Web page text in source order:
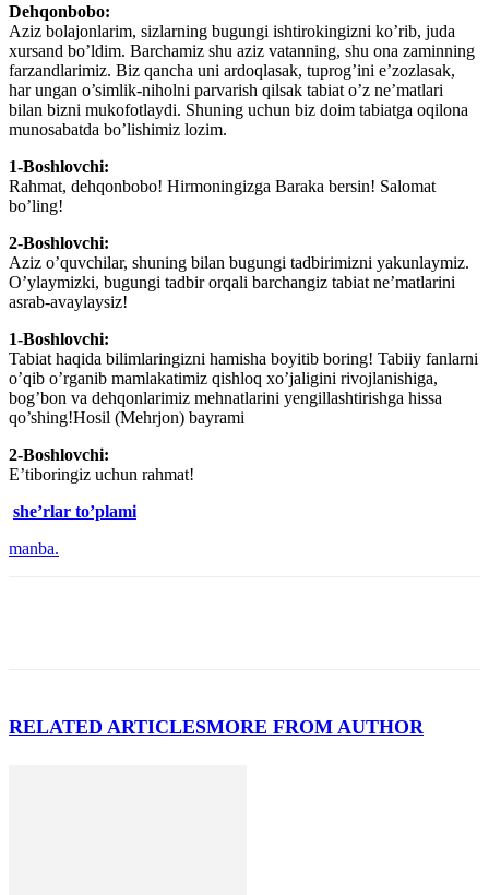
Dehqonbobo:
Aziz bolajonlarim, sizlarning bugungi ishtirokingizni ko’rib, juda
xursand bo’ldim. Barchamiz shu aziz vatanning, shu ona zaminning
farzandlarimiz. Biz qancha uni ardoqlasak, tuprog’ini e’zozlasak,
har ungan o’simlik-niholni parvarish qilsak tabiat o’z ne’matlari
bilan bizni mukofotlaydi. Shuning uchun biz doim tabiatga oqilona
munosabatda bo’lishimiz lozim.
1-Boshlovchi:
Rahmat, dehqonbobo! Hirmoningizga Baraka bersin! Salomat
bo’ling!
2-Boshlovchi:
Aziz o’quvchilar, shuning bilan bugungi tadbirimizni yakunlaymiz.
O’ylaymizki, bugungi tadbir orqali barchangiz tabiat ne’matlarini
asrab-avaylaysiz!
1-Boshlovchi:
Tabiat haqida bilimlaringizni hamisha boyitib boring! Tabiiy fanlarni
o’qib o’rganib mamlakatimiz qishloq xo’jaligini rivojlanishiga,
bog’bon va dehqonlarimiz mehnatlarini yengillashtirishga hissa
qo’shing!Hosil (Mehrjon) bayrami
2-Boshlovchi:
E’tiboringiz uchun rahmat!
she’rlar to’plami
manba.
RELATED ARTICLESMORE FROM AUTHOR